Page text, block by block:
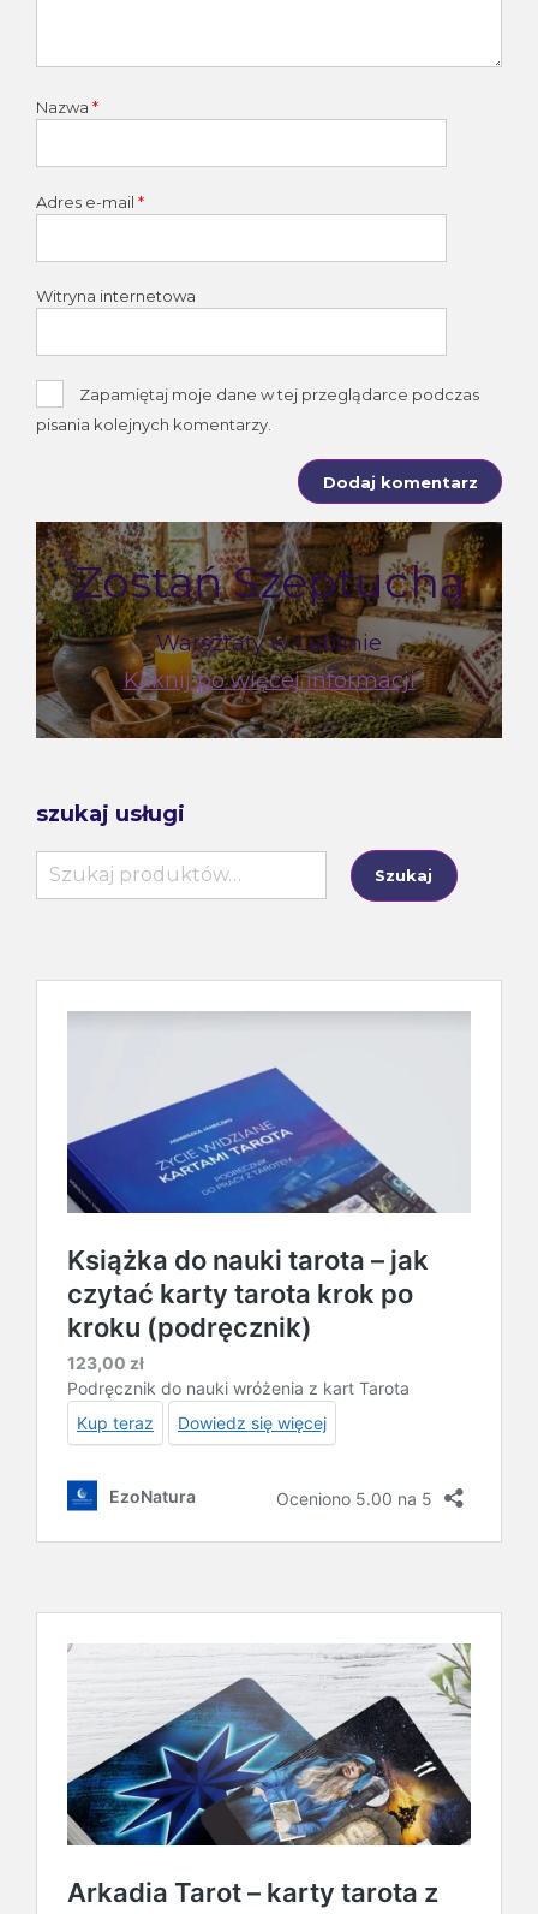
Nazwa *
Adres e-mail *
Witryna internetowa
Zapamiętaj moje dane w tej przeglądarce podczas
pisania kolejnych komentarzy.
Zostań Szeptuchą
Warsztaty w Lublinie
Kliknij po więcej informacji
szukaj usługi
Szukaj:
Szukaj